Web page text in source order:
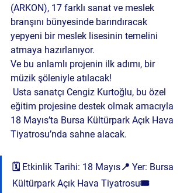
(ARKON), 17 farklı sanat ve meslek
branşını bünyesinde barındıracak
yepyeni bir meslek lisesinin temelini
atmaya hazırlanıyor.
Ve bu anlamlı projenin ilk adımı, bir
müzik şöleniyle atılacak!
Usta sanatçı Cengiz Kurtoğlu, bu özel
eğitim projesine destek olmak amacıyla
18 Mayıs’ta Bursa Kültürpark Açık Hava
Tiyatrosu’nda sahne alacak.
🗓 Etkinlik Tarihi: 18 Mayıs📍 Yer: Bursa
Kültürpark Açık Hava Tiyatrosu🎟